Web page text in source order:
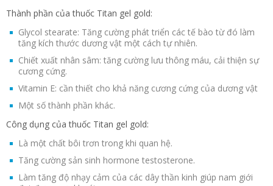
Thành phần của thuốc Titan gel gold:
Glycol stearate: Tăng cường phát triển các tế bào từ đó làm
tăng kích thước dương vật một cách tự nhiên.
Chiết xuất nhân sâm: tăng cường lưu thông máu, cải thiện sự
cương cứng.
Vitamin E: cần thiết cho khả năng cương cứng của dương vật
Một số thành phần khác.
Công dụng của thuốc Titan gel gold:
Là một chất bôi trơn trong khi quan hệ.
Tăng cường sản sinh hormone testosterone.
Làm tăng độ nhạy cảm của các dây thần kinh giúp nam giới